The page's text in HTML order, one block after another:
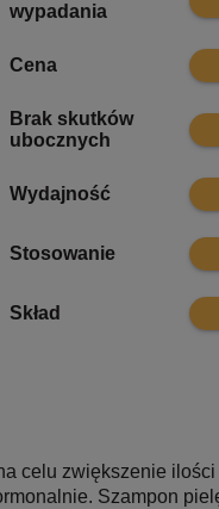
wypadania
Cena 8.5
Brak skutków
ubocznych
8
Wydajność 8.2
Stosowanie 8.1
Skład 7
celu zwiększenie
Szampon